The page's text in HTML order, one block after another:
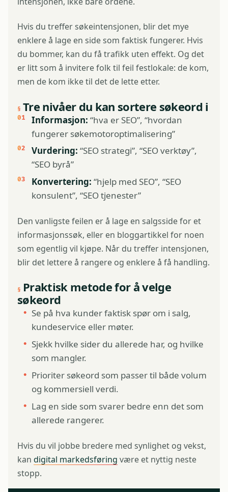
Hvis du treffer søkeintensjonen, blir det mye
enklere å lage en side som faktisk fungerer. Hvis
du bommer, kan du få trafikk uten effekt. Og det
er litt som å invitere folk til feil festlokale: de kom,
men de kom ikke til det de lette etter.
Tre nivåer du kan sortere søkeord i
Informasjon: “hva er SEO”, “hvordan
fungerer søkemotoroptimalisering”
Vurdering: “SEO strategi”, “SEO verktøy”,
“SEO byrå”
Konvertering: “hjelp med SEO”, “SEO
konsulent”, “SEO tjenester”
Den vanligste feilen er å lage en salgsside for et
informasjonssøk, eller en bloggartikkel for noen
som egentlig vil kjøpe. Når du treffer intensjonen,
blir det lettere å rangere og enklere å få handling.
Praktisk metode for å velge
søkeord
Se på hva kunder faktisk spør om i salg,
kundeservice eller møter.
Sjekk hvilke sider du allerede har, og hvilke
som mangler.
Prioriter søkeord som passer til både volum
og kommersiell verdi.
Lag en side som svarer bedre enn det som
allerede rangerer.
Hvis du vil jobbe bredere med synlighet og vekst,
kan digital markedsføring være et nyttig neste
stopp.